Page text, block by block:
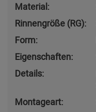
Material:
Rinnengröße (RG):
Form:
Eigenschaften:
Details:
Montageart: